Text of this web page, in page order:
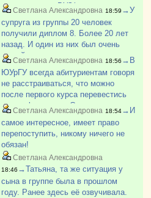
поступления в ВУЗ(парень
поступил). Говорила ему после
школы идти работать на завод. Как-
то так.
Светлана Александровна 18:59 →У
супруга из группы 20 человек
получили диплом 8. Более 20 лет
назад. И один из них был очень
умный парень из деревни, не
хватало денег, приходилось
работать и много пропускать. Был
самым лучшим в группе. И так
бывает.
Светлана Александровна 18:56 →В
ЮУрГУ всегда абитуриентам говоря
не расстраиваться, что можно
после первого курса перевестись
на др. факультет. Смотрю по
вакантным местам в ЮУрГУ с
каждым курсом всё больше
свободных мест и больше!
Светлана Александровна 18:54→И
самое интересное, имеет право
перепоступить, никому ничего не
обязан!
Светлана Александровна
18:46 →Татьяна, та же ситуация у
сына в группе была в прошлом
году. Ранее здесь её озвучивала.